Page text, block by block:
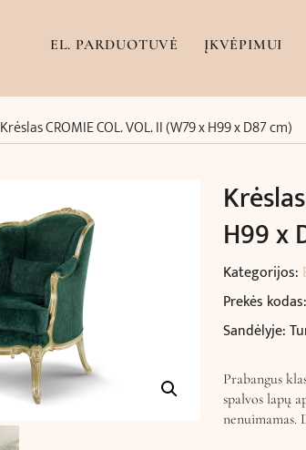
EL. PARDUOTUVĖ ĮKVĖPIMUI
Krėslas CROMIE COL. VOL. II (W79 x H99 x D87 cm)
H99 x
Kategorijos:
Prekės kodas:
Sandėlyje:
Prabangus
spalvos lapų
nenuimamas.